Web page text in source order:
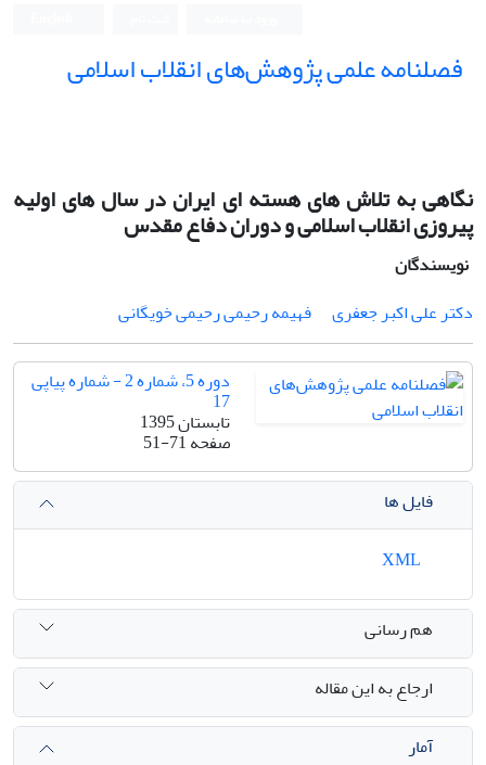
فصلنامه علمی پژوهش‌های انقلاب اسلامی
نگاهی به تلاش‌ های هسته ای ایران در سال‌ های اولیه
پیروزی انقلاب اسلامی و دوران دفاع مقدس
نویسندگان
دکتر علی اکبر جعفری
فهیمه رحیمی رحیمی خویگانی
دوره 5، شماره 2 - شماره پیاپی
17
تابستان 1395
صفحه51-71
فایل ها
هم رسانی
ارجاع به این مقاله
آمار